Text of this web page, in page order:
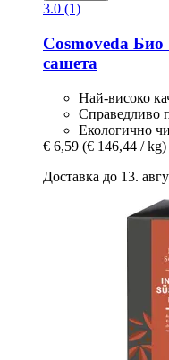
3.0 (1)
Cosmoveda Био
сашета
Най-високо
Справедливо
Екологично
€ 6,59 (€ 146,44 / kg)
Доставка до 13.